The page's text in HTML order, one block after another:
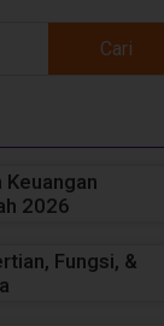
Cari
2026
Fungsi, &